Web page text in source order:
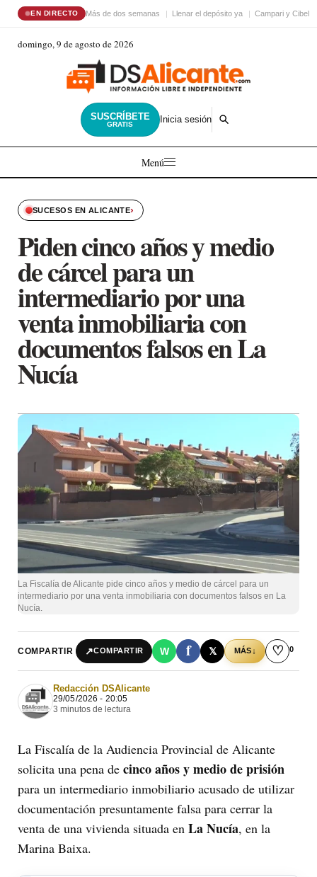
EN DIRECTO Más de dos semanas Llenar el depósito ya Campari y
domingo, 9 de agosto de 2026
SUSCRÍBETE
GRATIS Inicia sesión
Menú
SUCESOS EN ALICANTE›
Piden cinco años y medio
de cárcel para un
intermediario por una
venta inmobiliaria con
documentos falsos en La
Nucía
La Fiscalía de Alicante pide cinco años y medio de cárcel para un
intermediario por una venta inmobiliaria con documentos falsos en La
Nucía.
COMPARTIR ↗COMPARTIR W f 𝕏 MÁS↓ ♡ 0
Redacción DSAlicante
29/05/2026 - 20:05
3 minutos de lectura
La Fiscalía de la Audiencia Provincial de Alicante
solicita una pena de cinco años y medio de prisión
para un intermediario inmobiliario acusado de utilizar
documentación presuntamente falsa para cerrar la
venta de una vivienda situada en La Nucía, en la
Marina Baixa.